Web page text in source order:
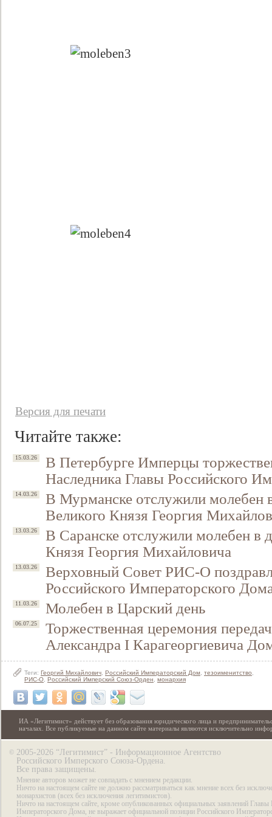
Версия для печати
Читайте также:
15.03.26
В Петербурге Имперцы
Наследника Главы Российского
14.03.26
В Мурманске отслужили молебен
Великого Князя Георгия
13.03.26
В Саранске отслужили молебен в
Князя Георгия Михайловича
13.03.26
Верховный Совет РИС-О
Российского Императорского
11.03.26 Молебен в Царский день
06.07.25
Торжественная церемония
Александра I Карагеоргиевича
Теги: Георгий Михайлович Российский Императорский Дом тезоименитство
РИС-О Российский Имперский Союз-Орден монархия
ИА «Легитимист» действует без образования юридического лица и
началах. Все публикуемые на данном сайте материалы являются исключительно
© 2005-2026 “Легитимист” - Информационное Агентство
Российского Имперского Союза-Ордена.
Все права защищены.
Мнение авторов может не совпадать с мнением редакции.
Ничто на настоящем сайте не должно рассматриваться как мнение всех без
монархистов (всех без исключения легитимистов).
Ничто на настоящем сайте, кроме опубликованных официальных заявлений Главы
Императорского Дома, не выражает официальной позиции Российского